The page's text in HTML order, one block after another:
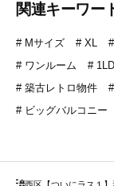
関連キーワー
Mサイズ XL
ワンルーム
築古レトロ物件
ビッグバルコニー